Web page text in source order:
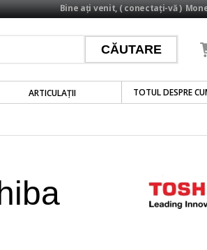
Bine ați venit, (conectați-vă)
ARTICULAŢII TOTUL DESPRE